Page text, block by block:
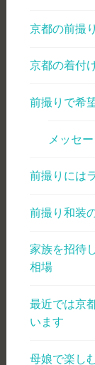
京都の前撮
京都の着付
前撮りで希
メッセ
前撮りには
前撮り和装
家族を招待
相場
最近では京
います
母娘で楽し